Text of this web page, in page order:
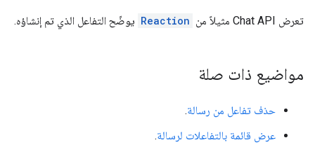
تعرض Chat API مثيلاً من Reaction يوضّح التفاعل الذي تم إنشاؤه.
مواضيع ذات صلة
حذف تفاعل من رسالة.
عرض قائمة بالتفاعلات لرسالة.